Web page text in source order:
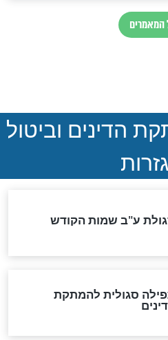
על כל השנים"
לחשב את הקץ?
בימות המשיח?